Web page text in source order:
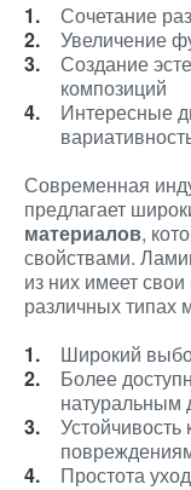
Сочетание
Увеличение
Создание
композиций
Интересные
Современная
предлагает
материалов,
свойствами.
из них имеет
различных типах
Широкий
Более
натуральным
Устойчивость
Простота